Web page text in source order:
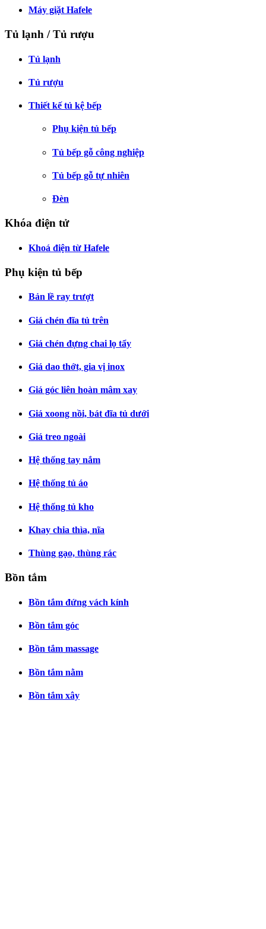
Máy giặt Hafele
Tủ lạnh / Tủ rượu
Tủ lạnh
Tủ rượu
Thiết kế tủ kệ bếp
Phụ kiện tủ bếp
Tủ bếp gỗ công nghiệp
Tủ bếp gỗ tự nhiên
Đèn
Khóa điện tử
Khoá điện từ Hafele
Phụ kiện tủ bếp
Bản lề ray trượt
Giá chén đĩa tủ trên
Giá chén đựng chai lọ tẩy
Giá dao thớt, gia vị inox
Giá góc liên hoàn mâm xay
Giá xoong nồi, bát đĩa tủ dưới
Giá treo ngoài
Hệ thống tay nắm
Hệ thống tủ áo
Hệ thống tủ kho
Khay chia thìa, nĩa
Thùng gạo, thùng rác
Bồn tắm
Bồn tắm đứng vách kính
Bồn tắm góc
Bồn tắm massage
Bồn tắm nằm
Bồn tắm xây